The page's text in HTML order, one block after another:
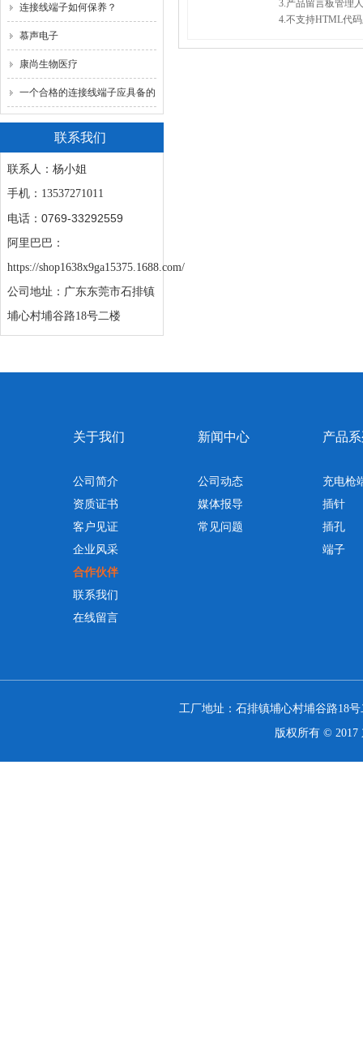
连接线端子如何保养？
慕声电子
康尚生物医疗
一个合格的连接线端子应具备的
7大优点
联系我们
联系人：杨小姐
手机： 13537271011
电话： 0769-33292559
阿里巴巴：
https://shop1638x9ga15375.1688.com/
公司地址：广东东莞市石排镇
埔心村埔谷路18号二楼
3.产品留言板管理
4.不支持HTML代
关于我们
公司简介
资质证书
客户见证
企业风采
合作伙伴
联系我们
在线留言
新闻中心
公司动态
媒体报导
常见问题
产品
充电枪
插针
插孔
端子
工厂地址：石排镇埔心村埔谷路18号
版权所有 © 2017